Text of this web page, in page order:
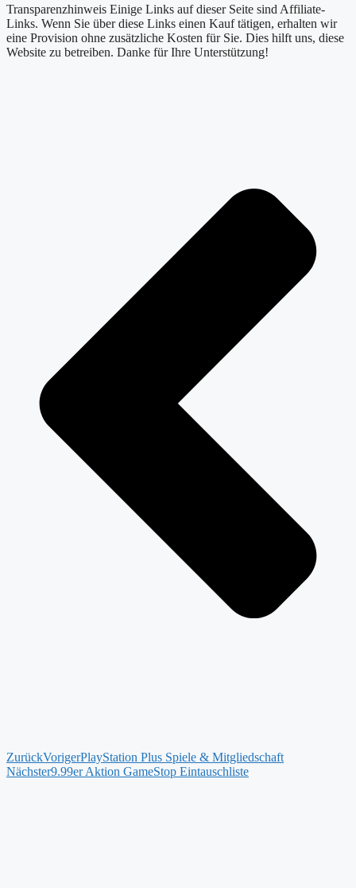
Transparenzhinweis Einige Links auf dieser Seite sind Affiliate-
Links. Wenn Sie über diese Links einen Kauf tätigen, erhalten wir
eine Provision ohne zusätzliche Kosten für Sie. Dies hilft uns, diese
Website zu betreiben. Danke für Ihre Unterstützung!
ZurückVorigerPlayStation Plus Spiele & Mitgliedschaft
Nächster9.99er Aktion GameStop Eintauschliste